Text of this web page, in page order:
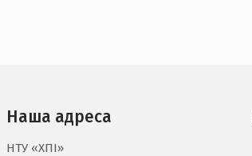
Наша адреса
НТУ «ХПI»